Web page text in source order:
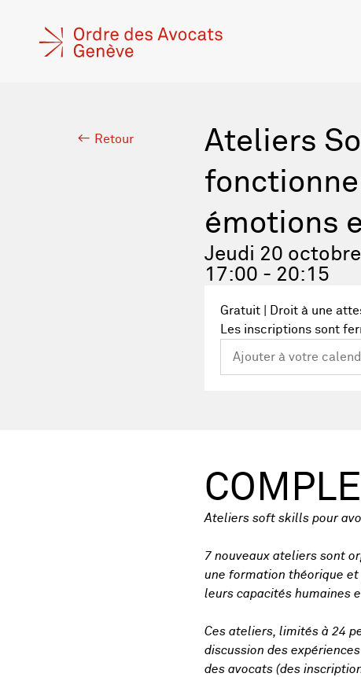
Retour
Ateliers
émotions
Jeudi 20
17:00 - 20:15
Gratuit | Droit à une
Les inscriptions sont
Ateliers soft skills pour
7 nouveaux ateliers sont
une formation théorique
leurs capacités humaines
Ces ateliers, limités à 24
discussion des
des avocats (des